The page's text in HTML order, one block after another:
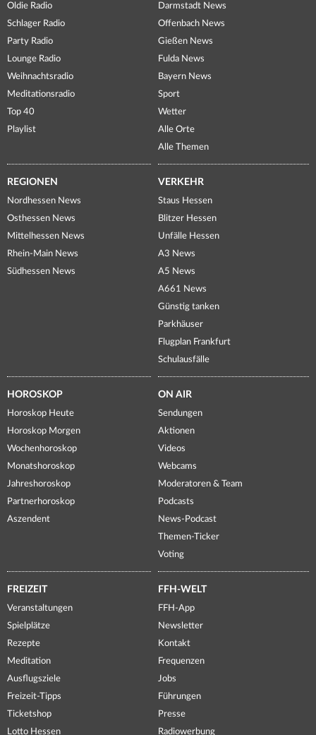
Oldie Radio
Schlager Radio
Party Radio
Lounge Radio
Weihnachtsradio
Meditationsradio
Top 40
Playlist
Darmstadt News
Offenbach News
Gießen News
Fulda News
Bayern News
Sport
Wetter
Alle Orte
Alle Themen
REGIONEN
Nordhessen News
Osthessen News
Mittelhessen News
Rhein-Main News
Südhessen News
VERKEHR
Staus Hessen
Blitzer Hessen
Unfälle Hessen
A3 News
A5 News
A661 News
Günstig tanken
Parkhäuser
Flugplan Frankfurt
Schulausfälle
HOROSKOP
Horoskop Heute
Horoskop Morgen
Wochenhoroskop
Monatshoroskop
Jahreshoroskop
Partnerhoroskop
Aszendent
ON AIR
Sendungen
Aktionen
Videos
Webcams
Moderatoren & Team
Podcasts
News-Podcast
Themen-Ticker
Voting
FREIZEIT
Veranstaltungen
Spielplätze
Rezepte
Meditation
Ausflugsziele
Freizeit-Tipps
Ticketshop
Lotto Hessen
FFH-WELT
FFH-App
Newsletter
Kontakt
Frequenzen
Jobs
Führungen
Presse
Radiowerbung